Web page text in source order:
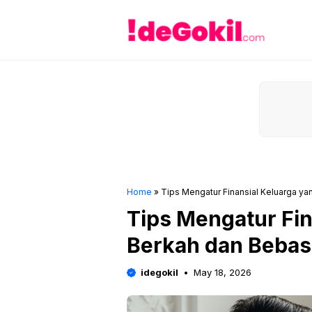
Home » Tips Mengatur Finansial Keluarga
Tips Mengatur
Berkah dan
idegokil May 18, 2026